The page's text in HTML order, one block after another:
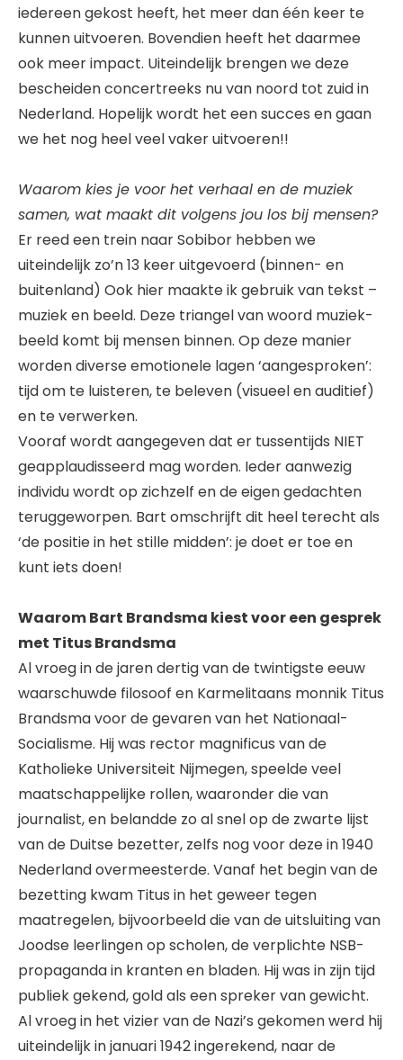
iedereen gekost heeft, het meer dan één keer te
kunnen uitvoeren. Bovendien heeft het daarmee
ook meer impact. Uiteindelijk brengen we deze
bescheiden concertreeks nu van noord tot zuid in
Nederland. Hopelijk wordt het een succes en gaan
we het nog heel veel vaker uitvoeren!!
Waarom kies je voor het verhaal en de muziek
samen, wat maakt dit volgens jou los bij mensen?
Er reed een trein naar Sobibor hebben we
uiteindelijk zo’n 13 keer uitgevoerd (binnen- en
buitenland) Ook hier maakte ik gebruik van tekst –
muziek en beeld. Deze triangel van woord muziek-
beeld komt bij mensen binnen. Op deze manier
worden diverse emotionele lagen ‘aangesproken’:
tijd om te luisteren, te beleven (visueel en auditief)
en te verwerken.
Vooraf wordt aangegeven dat er tussentijds NIET
geapplaudisseerd mag worden. Ieder aanwezig
individu wordt op zichzelf en de eigen gedachten
teruggeworpen. Bart omschrijft dit heel terecht als
‘de positie in het stille midden’: je doet er toe en
kunt iets doen!
Waarom Bart Brandsma kiest voor een gesprek
met Titus Brandsma
Al vroeg in de jaren dertig van de twintigste eeuw
waarschuwde filosoof en Karmelitaans monnik Titus
Brandsma voor de gevaren van het Nationaal-
Socialisme. Hij was rector magnificus van de
Katholieke Universiteit Nijmegen, speelde veel
maatschappelijke rollen, waaronder die van
journalist, en belandde zo al snel op de zwarte lijst
van de Duitse bezetter, zelfs nog voor deze in 1940
Nederland overmeesterde. Vanaf het begin van de
bezetting kwam Titus in het geweer tegen
maatregelen, bijvoorbeeld die van de uitsluiting van
Joodse leerlingen op scholen, de verplichte NSB-
propaganda in kranten en bladen. Hij was in zijn tijd
publiek gekend, gold als een spreker van gewicht.
Al vroeg in het vizier van de Nazi’s gekomen werd hij
uiteindelijk in januari 1942 ingerekend, naar de